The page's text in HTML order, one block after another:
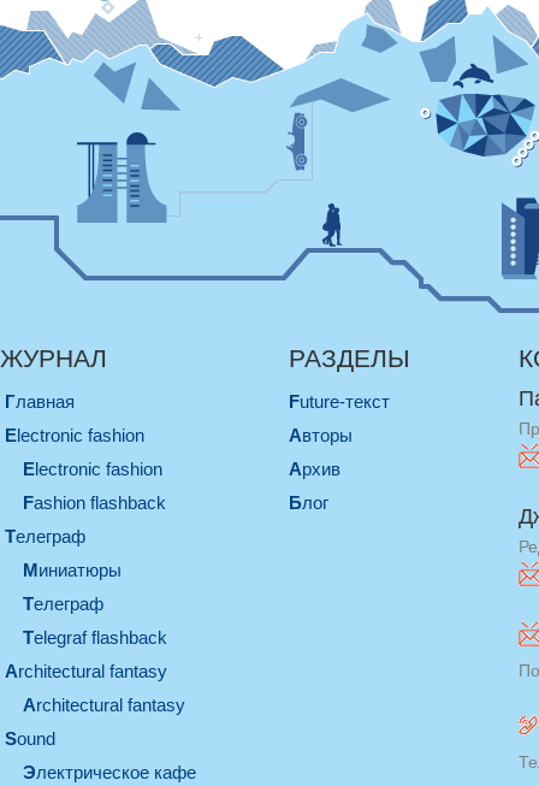
ЖУРНАЛ
Главная
electronic fashion
electronic fashion
Fashion flashback
телеграф
миниатюры
телеграф
Telegraf flashback
architectural fantasy
architectural fantasy
sound
электрическое кафе
РАЗДЕЛЫ
Future-текст
Авторы
Архив
Блог